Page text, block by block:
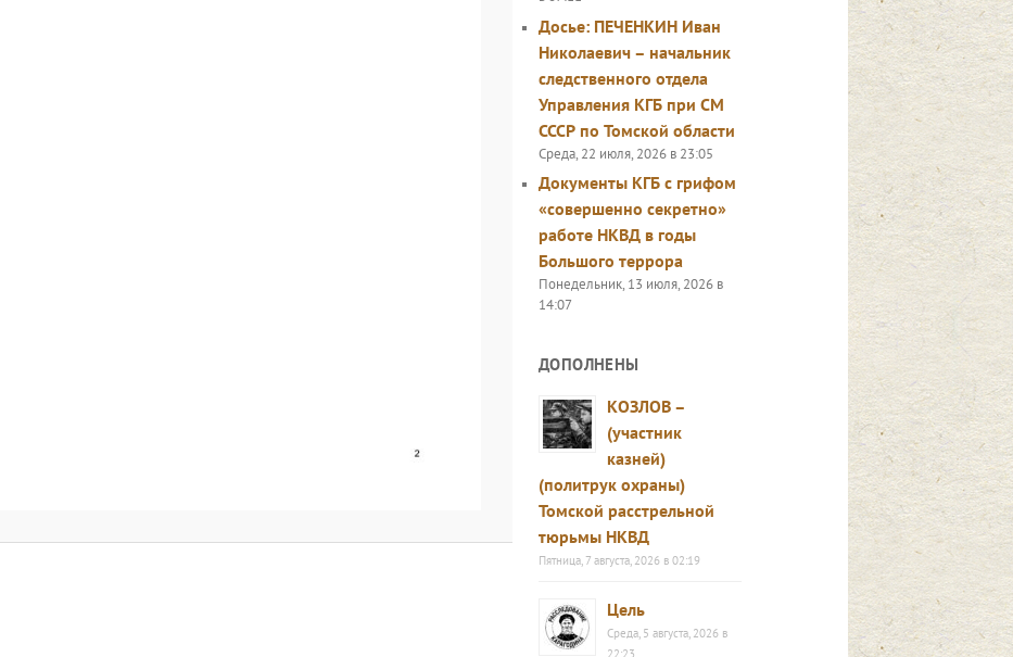
Досье: ПЕЧЕНКИН Иван
Николаевич – начальник
следственного отдела
Управления КГБ при СМ
СССР по Томской области
Среда, 22 июля, 2026 в 23:05
Документы КГБ с грифом
«совершенно секретно»
работе НКВД в годы
Большого террора
Понедельник, 13 июля, 2026 в
14:07
ДОПОЛНЕНЫ
КОЗЛОВ –
(участник
казней)
(политрук охраны)
Томской расстрельной
тюрьмы НКВД
Пятница, 7 августа, 2026 в 02:19
Цель
Среда, 5 августа, 2026 в
22:23